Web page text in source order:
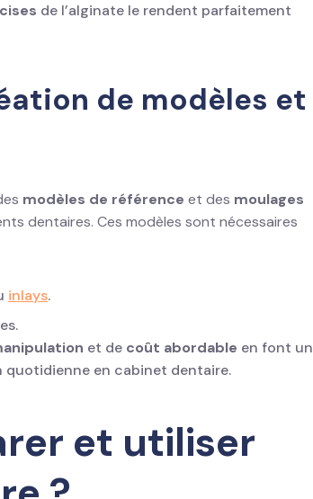
de l’alginate le rendent parfaitement
de modèles et
modèles de référence et des moulages
dentaires. Ces modèles sont nécessaires
inlays.
et de coût abordable en font un
en cabinet dentaire.
et utiliser